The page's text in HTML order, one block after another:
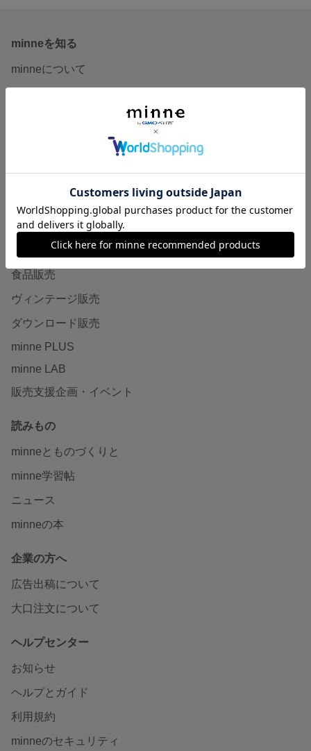
minneを知る
minneについて
作品販売について
minneで売りたい
食品販売
ヴィンテージ販売
ダウンロード販売
minne PLUS
minne LAB
販売支援企画・イベント
読みもの
minneとものづくりと
minne学習帖
ニュース
minneの本
企業の方へ
広告出稿について
大口注文について
ヘルプセンター
お知らせ
ヘルプとガイド
利用規約
minneのセキュリティ